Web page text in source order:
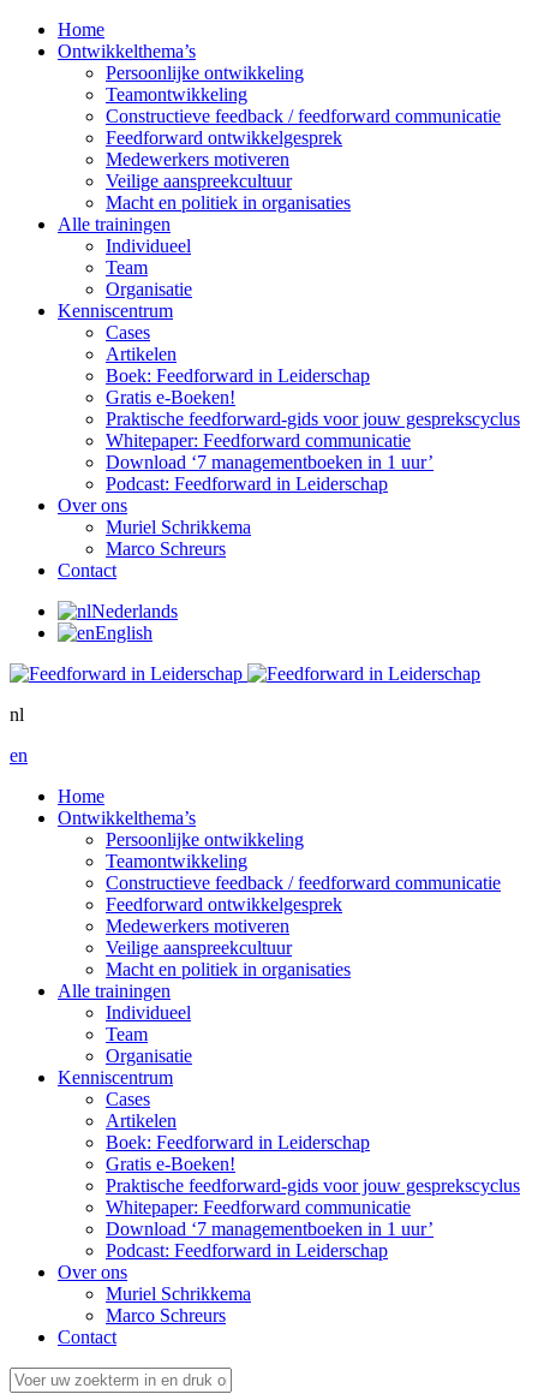
Home
Ontwikkelthema’s
Persoonlijke ontwikkeling
Teamontwikkeling
Constructieve feedback / feedforward communicatie
Feedforward ontwikkelgesprek
Medewerkers motiveren
Veilige aanspreekcultuur
Macht en politiek in organisaties
Alle trainingen
Individueel
Team
Organisatie
Kenniscentrum
Cases
Artikelen
Boek: Feedforward in Leiderschap
Gratis e-Boeken!
Praktische feedforward-gids voor jouw gesprekscyclus
Whitepaper: Feedforward communicatie
Download ‘7 managementboeken in 1 uur’
Podcast: Feedforward in Leiderschap
Over ons
Muriel Schrikkema
Marco Schreurs
Contact
Nederlands
English
nl
en
Home
Ontwikkelthema’s
Persoonlijke ontwikkeling
Teamontwikkeling
Constructieve feedback / feedforward communicatie
Feedforward ontwikkelgesprek
Medewerkers motiveren
Veilige aanspreekcultuur
Macht en politiek in organisaties
Alle trainingen
Individueel
Team
Organisatie
Kenniscentrum
Cases
Artikelen
Boek: Feedforward in Leiderschap
Gratis e-Boeken!
Praktische feedforward-gids voor jouw gesprekscyclus
Whitepaper: Feedforward communicatie
Download ‘7 managementboeken in 1 uur’
Podcast: Feedforward in Leiderschap
Over ons
Muriel Schrikkema
Marco Schreurs
Contact